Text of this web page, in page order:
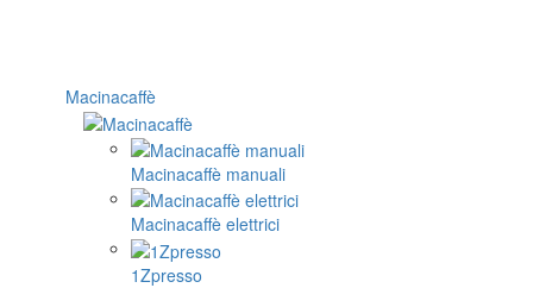
Macinacaffè
Macinacaffè manuali
Macinacaffè elettrici
1Zpresso